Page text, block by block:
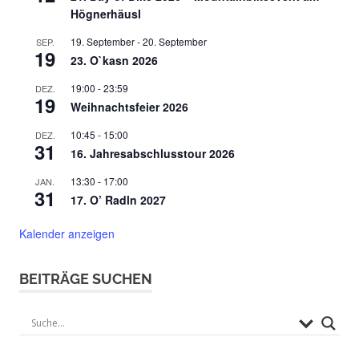
Högnerhäusl
SEP.
19
19. September-20. September
23. O`kasn 2026
DEZ.
19
19:00 -23:59
Weihnachtsfeier 2026
DEZ.
31
10:45 - 15:00
16. Jahresabschlusstour 2026
JAN.
31
13:30 - 17:00
17. O’ Radln 2027
Kalender anzeigen
BEITRÄGE SUCHEN